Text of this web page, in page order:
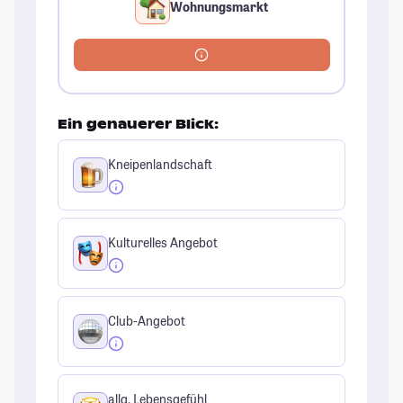
Wohnungsmarkt
Ein genauerer Blick:
Kneipenlandschaft
Kulturelles Angebot
Club-Angebot
allg. Lebensgefühl